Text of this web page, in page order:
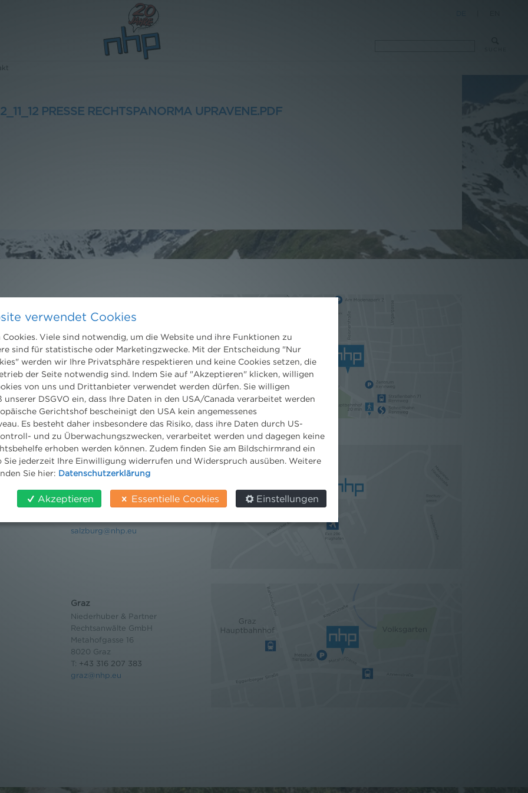
PRESSE RECHTSPANORMA UPRAVENE.PDF
Wien
Niederhuber & Partner
Rechtsanwälte GmbH
Reisnerstraße 53, 1030 Wien
T:+43 1 513 21 24-0
F: +43 1 513 21 24-300
office@nhp.eu
Salzburg
Niederhuber & Partner
Wilhelm-Spazier-Straße 2a
5020 Salzburg
salzburg@nhp.eu
Graz
Niederhuber & Partner
Rechtsanwälte GmbH
Metahofgasse 16
8020 Graz
T: +43 316 207 383
graz@nhp.eu
verwendet Cookies
Viele sind notwendig, um die Website und ihre Funktionen zu
sind für statistische oder Marketingzwecke. Mit der Entscheidung "Nur
werden wir Ihre Privatsphäre respektieren und keine Cookies setzen, die
der Seite notwendig sind. Indem Sie auf "Akzeptieren" klicken, willigen
von uns und Drittanbieter verwendet werden dürfen. Sie willigen
unserer DSGVO ein, dass Ihre Daten in den USA/Canada verarbeitet werden
Gerichtshof bescheinigt den USA kein angemessenes
Es besteht daher insbesondere das Risiko, dass ihre Daten durch US-
und zu Überwachungszwecken, verarbeitet werden und dagegen keine
erhoben werden können. Zudem finden Sie am Bildschirmrand ein
Sie jederzeit Ihre Einwilligung widerrufen und Widerspruch ausüben. Weitere
Sie hier: Datenschutzerklärung
Akzeptieren Essentielle Cookies Einstellungen